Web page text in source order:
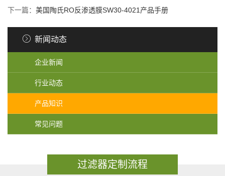
下一篇： 美国陶氏RO反渗透膜SW30-4021产品手册
新闻动态
企业新闻
行业动态
产品知识
常见问题
过滤器定制流程